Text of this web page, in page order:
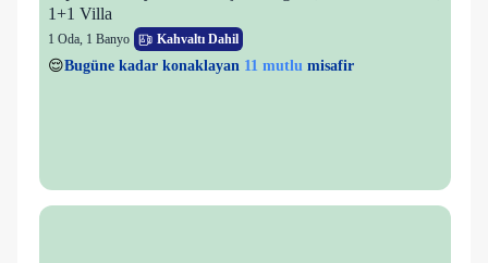
1+1 Villa
1 Oda, 1 Banyo Kahvaltı Dahil
👀Son 1 saatte36 kişigörüntüledi